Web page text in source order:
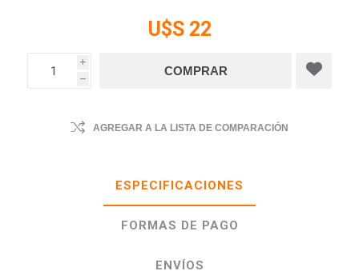
U$S 22
i
h
AGREGAR A LA LISTA DE COMPARACIÓN
ESPECIFICACIONES
FORMAS DE PAGO
ENVÍOS